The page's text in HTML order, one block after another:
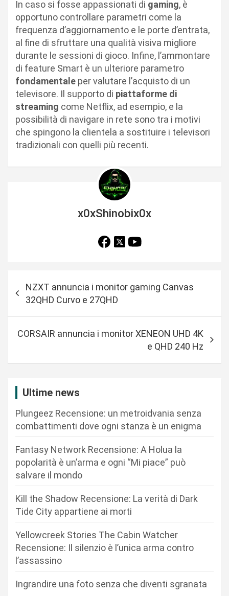
In caso si fosse appassionati di gaming, è
opportuno controllare parametri come la
frequenza d’aggiornamento e le porte d’entrata,
al fine di sfruttare una qualità visiva migliore
durante le sessioni di gioco. Infine, l’ammontare
di feature Smart è un ulteriore parametro
fondamentale per valutare l’acquisto di un
televisore. Il supporto di piattaforme di
streaming come Netflix, ad esempio, e la
possibilità di navigare in rete sono tra i motivi
che spingono la clientela a sostituire i televisori
tradizionali con quelli più recenti.
x0xShinobix0x
a
NZXT annuncia i monitor gaming Canvas
32QHD Curvo e 27QHD
CORSAIR annuncia i monitor XENEON UHD 4K
e QHD 240 Hz
Ultime news
Plungeez Recensione: un metroidvania senza
combattimenti dove ogni stanza è un enigma
Fantasy Network Recensione: A Holua la
popolarità è un’arma e ogni “Mi piace” può
salvare il mondo
Kill the Shadow Recensione: La verità di Dark
Tide City appartiene ai morti
Yellowcreek Stories The Cabin Watcher
Recensione: Il silenzio è l’unica arma contro
l’assassino
Ingrandire una foto senza che diventi sgranata